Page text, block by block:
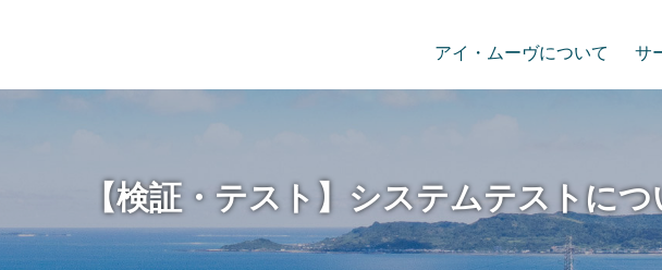
アイ・ムーヴについて サ
【検証・テスト】システムテストに